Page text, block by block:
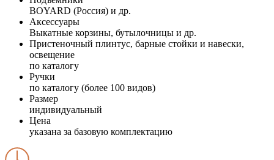
BOYARD (Россия) и др.
Аксессуары
Выкатные корзины, бутылочницы и др.
Пристеночный плинтус, барные стойки и навески,
освещение
по каталогу
Ручки
по каталогу (более 100 видов)
Размер
индивидуальный
Цена
указана за базовую комплектацию